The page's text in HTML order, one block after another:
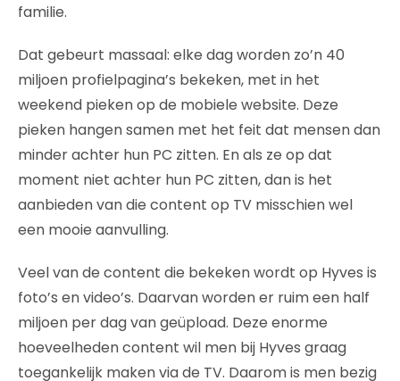
familie.
Dat gebeurt massaal: elke dag worden zo’n 40
miljoen profielpagina’s bekeken, met in het
weekend pieken op de mobiele website. Deze
pieken hangen samen met het feit dat mensen dan
minder achter hun PC zitten. En als ze op dat
moment niet achter hun PC zitten, dan is het
aanbieden van die content op TV misschien wel
een mooie aanvulling.
Veel van de content die bekeken wordt op Hyves is
foto’s en video’s. Daarvan worden er ruim een half
miljoen per dag van geüpload. Deze enorme
hoeveelheden content wil men bij Hyves graag
toegankelijk maken via de TV. Daarom is men bezig